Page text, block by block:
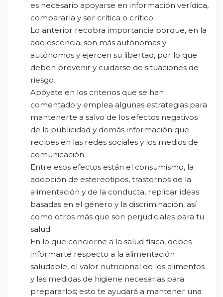
es necesario apoyarse en información verídica,
compararla y ser crítica o crítico.
Lo anterior recobra importancia porque, en la
adolescencia, son más autónomas y
autónomos y ejercen su libertad, por lo que
deben prevenir y cuidarse de situaciones de
riesgo.
Apóyate en los criterios que se han
comentado y emplea algunas estrategias para
mantenerte a salvo de los efectos negativos
de la publicidad y demás información que
recibes en las redes sociales y los medios de
comunicación.
Entre esos efectos están el consumismo, la
adopción de estereotipos, trastornos de la
alimentación y de la conducta, replicar ideas
basadas en el género y la discriminación, así
como otros más que son perjudiciales para tu
salud.
En lo que concierne a la salud física, debes
informarte respecto a la alimentación
saludable, el valor nutricional de los alimentos
y las medidas de higiene necesarias para
prepararlos; esto te ayudará a mantener una